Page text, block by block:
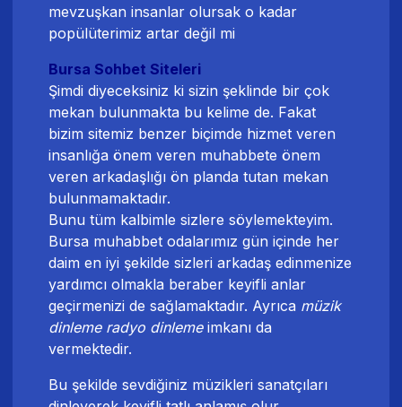
mevzuşkan insanlar olursak o kadar
popülüterimiz artar değil mi
Bursa Sohbet Siteleri
Şimdi diyeceksiniz ki sizin şeklinde bir çok
mekan bulunmakta bu kelime de. Fakat
bizim sitemiz benzer biçimde hizmet veren
insanlığa önem veren muhabbete önem
veren arkadaşlığı ön planda tutan mekan
bulunmamaktadır.
Bunu tüm kalbimle sizlere söylemekteyim.
Bursa muhabbet odalarımız gün içinde her
daim en iyi şekilde sizleri arkadaş edinmenize
yardımcı olmakla beraber keyifli anlar
geçirmenizi de sağlamaktadır. Ayrıca müzik
dinleme radyo dinlemeimkanı da
vermektedir.
Bu şekilde sevdiğiniz müzikleri sanatçıları